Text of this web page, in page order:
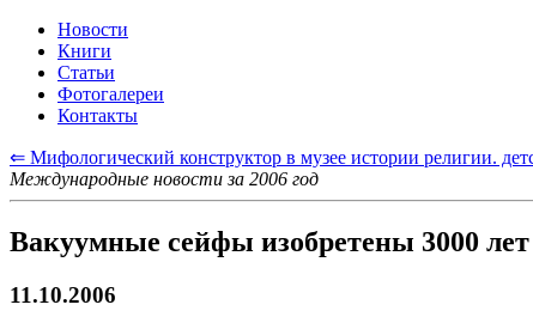
Новости
Книги
Статьи
Фотогалереи
Контакты
⇐ Мифологический конструктор в музее истории религии.
Международные новости за 2006 год
Вакуумные сейфы изобретены 3000 лет
11.10.2006